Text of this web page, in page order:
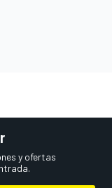
y ofertas